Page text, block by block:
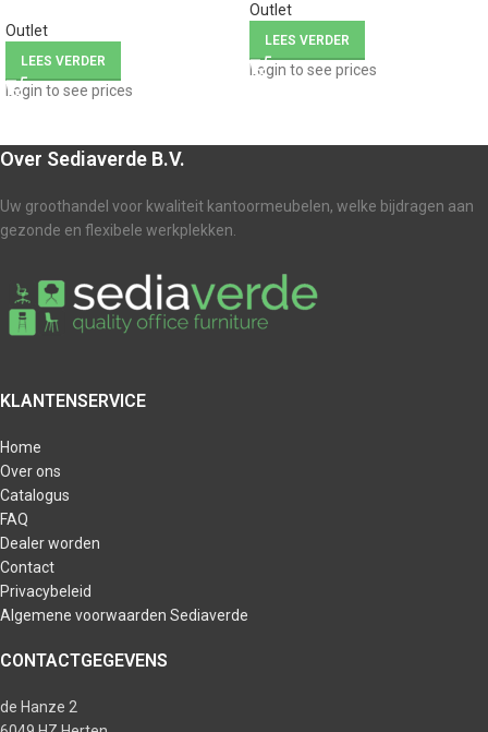
Outlet
LEES VERDER
Login to see prices
Outlet
LEES VERDER
Login to see prices
Over Sediaverde B.V.
Uw groothandel voor kwaliteit kantoormeubelen, welke bijdragen aan
gezonde en flexibele werkplekken.
KLANTENSERVICE
Home
Over ons
Catalogus
FAQ
Dealer worden
Contact
Privacybeleid
Algemene voorwaarden Sediaverde
CONTACTGEGEVENS
de Hanze 2